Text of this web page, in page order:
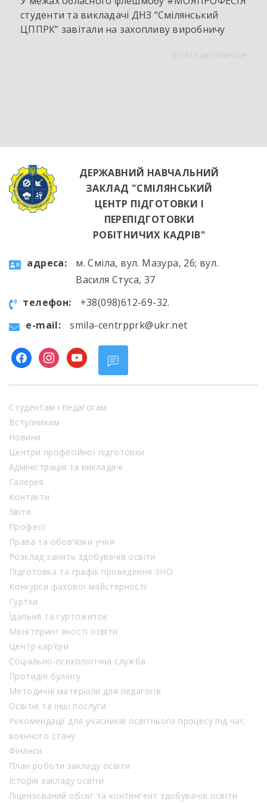
студенти та викладачі ДНЗ “Смілянський
ЦППРК” завітали на захопливу виробничу
НВК “Лідер”. Світлі кахлі, інноваційне
висококваліфікованих майбутніх фахівцях. […]
Читати детальніше
ДЕРЖАВНИЙ НАВЧАЛЬНИЙ
ЗАКЛАД "СМІЛЯНСЬКИЙ
ЦЕНТР ПІДГОТОВКИ І
ПЕРЕПІДГОТОВКИ
РОБІТНИЧИХ КАДРІВ"
aдресa:
м. Сміла, вул. Мазура, 26; вул.
Василя Стуса, 37
телефон:
+38(098)612-69-32.
e-mail:
smila-centrpprk@ukr.net
facebookinstagram
youtube
Студентам і педагогам
Вступникам
Новини
Центри професійної підготовки
Адміністрація та викладачі
Галерея
Контакти
Звіти
Професії
Права та обов’язки учня
Розклад занять здобувачів освіти
Підготовка та графік проведення ЗНО
Конкурси фахової майстерності
Гуртки
Їдальня та гуртожиток
Моніторинг якості освіти
Центр кар’єри
Соціально-психологічна служба
Протидія булінгу
Методичні матеріали для педагогів
Освітні та інші послуги
Рекомендації для учасників освітнього процесу під час
воєнного стану
Фінанси
План роботи закладу освіти
Історія закладу освіти
Ліцензований обсяг та контингент здобувачів освіти